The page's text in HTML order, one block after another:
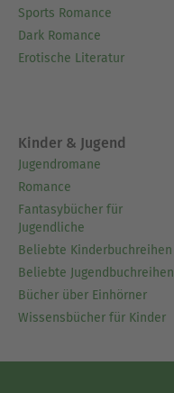
Sports Romance
Dark Romance
Erotische Literatur
Kinder & Jugend
Jugendromane
Romance
Fantasybücher für
Jugendliche
Beliebte Kinderbuchreihen
Beliebte Jugendbuchreihen
Bücher über Einhörner
Wissensbücher für Kinder